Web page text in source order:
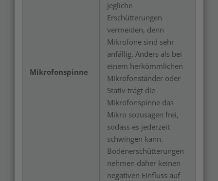
Mikrofonspinne
jegliche
Erschütterungen
vermeiden, denn
Mikrofone sind sehr
anfällig. Anders als bei
einem herkömmlichen
Mikrofonständer oder
Stativ trägt die
Mikrofonspinne das
Mikro sozusagen frei,
sodass es jederzeit
schwingen kann.
Bodenerschütterungen
nehmen daher keinen
negativen Einfluss auf